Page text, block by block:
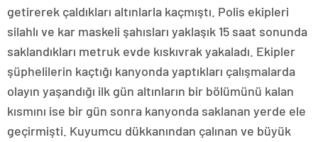
getirerek çaldıkları altınlarla kaçmıştı. Polis ekipleri
silahlı ve kar maskeli şahısları yaklaşık 15 saat sonunda
saklandıkları metruk evde kıskıvrak yakaladı. Ekipler
şüphelilerin kaçtığı kanyonda yaptıkları çalışmalarda
olayın yaşandığı ilk gün altınların bir bölümünü kalan
kısmını ise bir gün sonra kanyonda saklanan yerde ele
geçirmişti. Kuyumcu dükkanından çalınan ve büyük